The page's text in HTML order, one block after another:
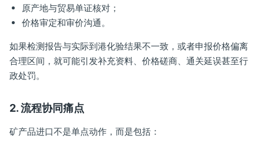
原产地与贸易单证核对；
价格审定和审价沟通。
如果检测报告与实际到港化验结果不一致，或者申报价格偏离
合理区间，就可能引发补充资料、价格磋商、通关延误甚至行
政处罚。
2. 流程协同痛点
矿产品进口不是单点动作，而是包括：